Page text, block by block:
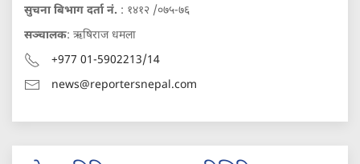
सुचना बिभाग दर्ता नं. : १४१२ /०७५-७६
सञ्चालक: ऋषिराज धमला
+977 01-5902213/14
news@reportersnepal.com